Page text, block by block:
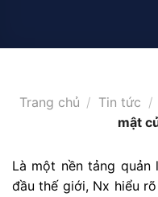
Trang chủ / Tin tức /
mật
Là một nền tảng quản
đầu thế giới, Nx hiểu